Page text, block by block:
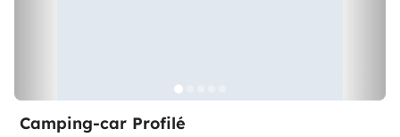
Camping-car Profilé